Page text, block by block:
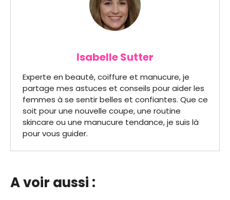
Isabelle Sutter
Experte en beauté, coiffure et manucure, je
partage mes astuces et conseils pour aider les
femmes à se sentir belles et confiantes. Que ce
soit pour une nouvelle coupe, une routine
skincare ou une manucure tendance, je suis là
pour vous guider.
A voir aussi :